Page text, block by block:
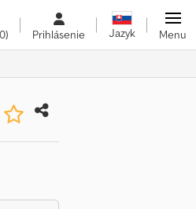
Prihlásenie Jazyk Menu